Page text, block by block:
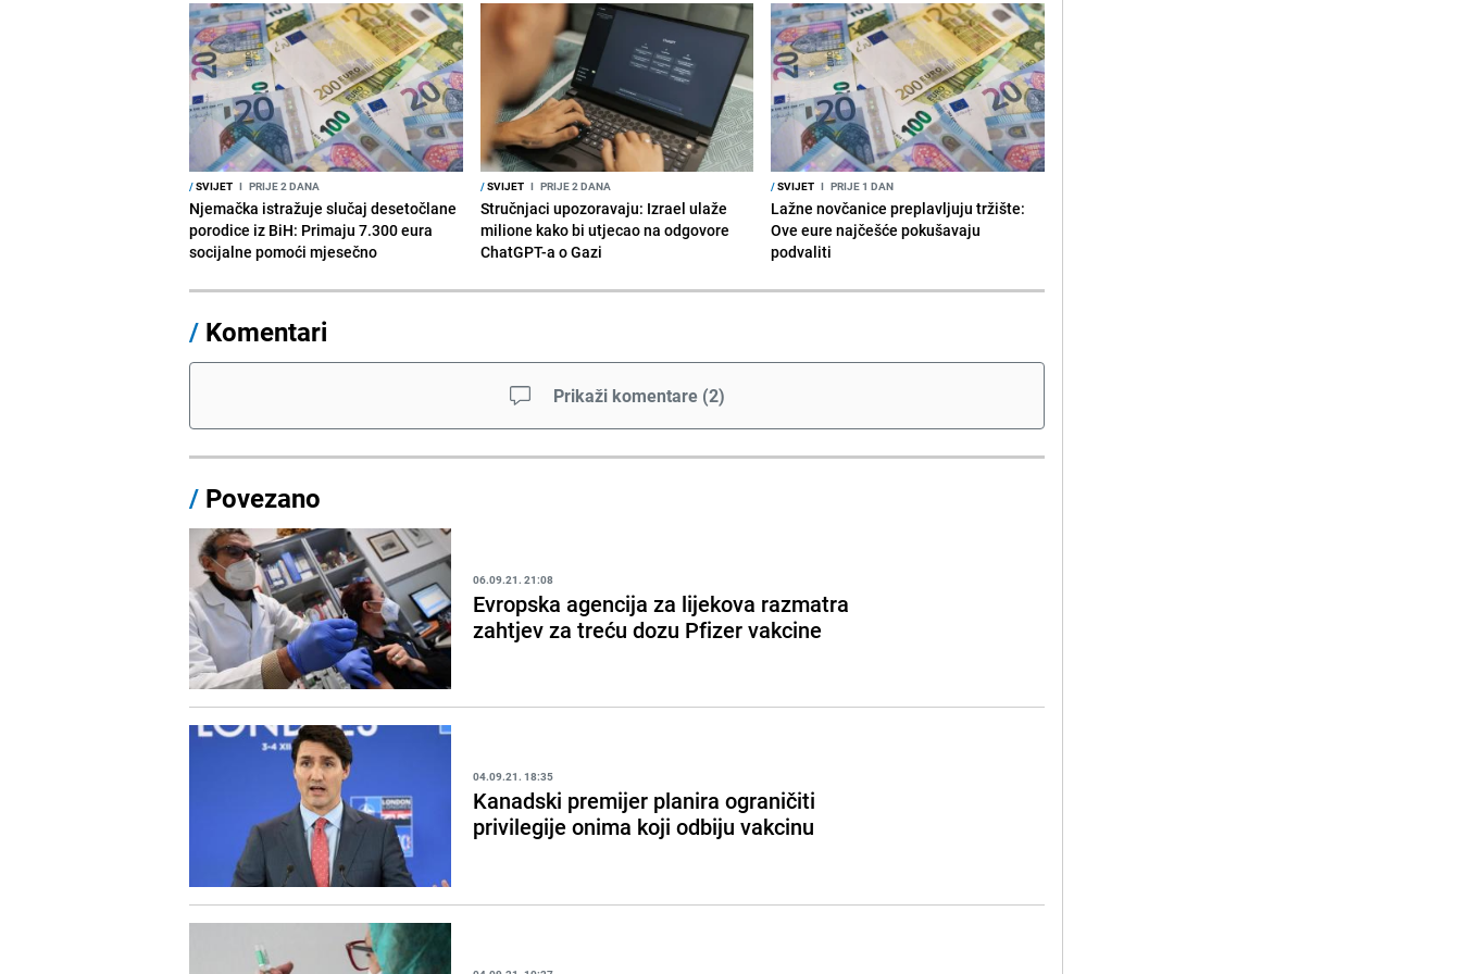
/SVIJET I PRIJE 2 DANA
Njemačka istražuje slučaj desetočlane
porodice iz BiH: Primaju 7.300 eura
socijalne pomoći mjesečno
/SVIJET I PRIJE 2 DANA
Stručnjaci upozoravaju: Izrael ulaže
milione kako bi utjecao na odgovore
ChatGPT-a o Gazi
/SVIJET I PRIJE 1 DAN
Lažne novčanice preplavljuju tržište:
Ove eure najčešće pokušavaju
podvaliti
/ Komentari
Prikaži komentare (2)
/ Povezano
06.09.21. 21:08
Evropska agencija za lijekova razmatra
zahtjev za treću dozu Pfizer vakcine
04.09.21. 18:35
Kanadski premijer planira ograničiti
privilegije onima koji odbiju vakcinu